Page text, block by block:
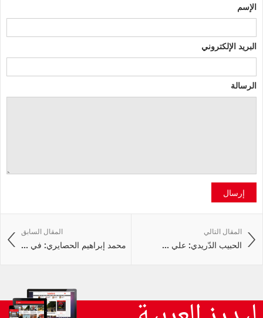
الإسم
البريد الإلكتروني
الرسالة
إرسال
المقال السابق
محمد إبراهيم الحصايري: في ...
المقال التالي
الحبيب الدّريدي: علي ...